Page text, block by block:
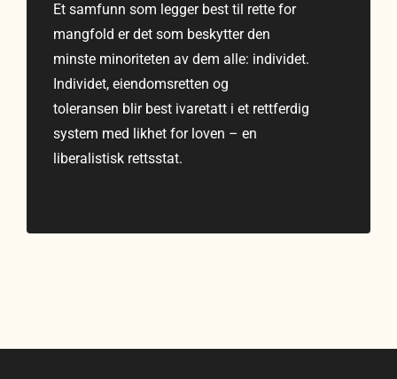
Et samfunn som legger best til rette for
mangfold er det som beskytter den
minste minoriteten av dem alle: individet.
Individet, eiendomsretten og
toleransen blir best ivaretatt i et rettferdig
system med likhet for loven – en
liberalistisk rettsstat.